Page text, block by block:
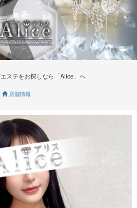
ステをお探しなら「Alice」へ
店舗情報